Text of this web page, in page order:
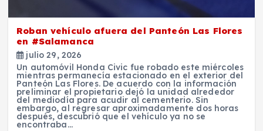
Roban vehículo afuera del Panteón Las Flores
en #Salamanca
julio 29, 2026
Un automóvil Honda Civic fue robado este miércoles
mientras permanecía estacionado en el exterior del
Panteón Las Flores. De acuerdo con la información
preliminar el propietario dejó la unidad alrededor
del mediodía para acudir al cementerio. Sin
embargo, al regresar aproximadamente dos horas
después, descubrió que el vehículo ya no se
encontraba…